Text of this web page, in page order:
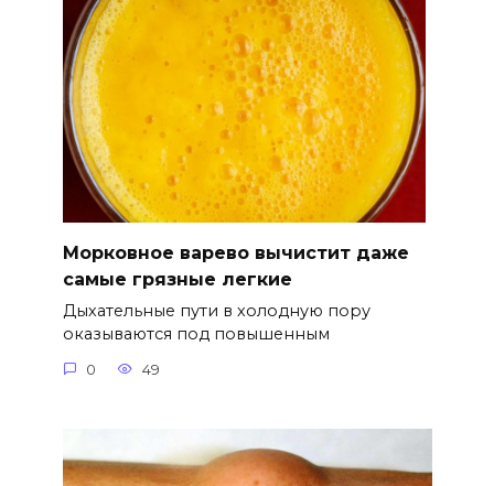
Морковное варево вычистит даже
самые грязные легкие
Дыхательные пути в холодную пору
оказываются под повышенным
0 49